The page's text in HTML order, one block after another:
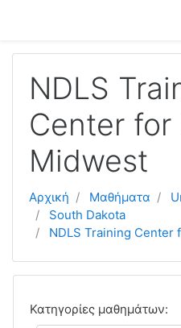
NDLS
Center
Midwest
Αρχική Μαθήματα
South Dakota
NDLS Training Center
Κατηγορίες μαθημάτων: